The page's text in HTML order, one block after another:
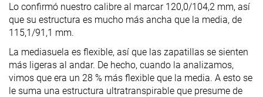
Lo confirmó nuestro calibre al marcar 120,0/104,2 mm, así
que su estructura es mucho más ancha que la media, de
115,1/91,1 mm.
La mediasuela es flexible, así que las zapatillas se sienten
más ligeras al andar. De hecho, cuando la analizamos,
vimos que era un 28 % más flexible que la media. A esto se
le suma una estructura ultratranspirable que presume de